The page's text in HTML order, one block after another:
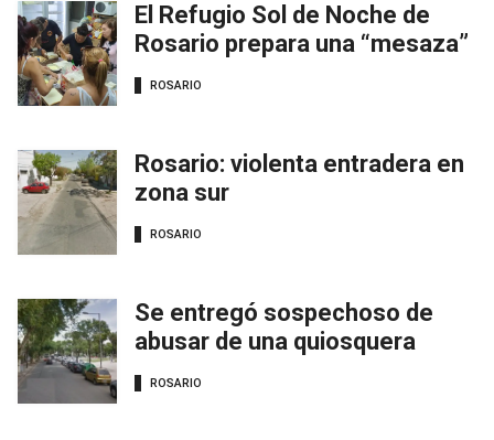
El Refugio Sol de Noche de
Rosario prepara una “mesaza”
ROSARIO
Rosario: violenta entradera en
zona sur
ROSARIO
Se entregó sospechoso de
abusar de una quiosquera
ROSARIO